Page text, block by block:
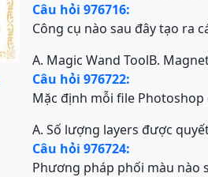
Câu hỏi 976716:
Công cụ nào sau đây tạo ra
A. Magic Wand ToolB.
Câu hỏi 976722:
Mặc định mỗi file
A. Số lượng layers được
Câu hỏi 976724:
Phương pháp phối màu nào